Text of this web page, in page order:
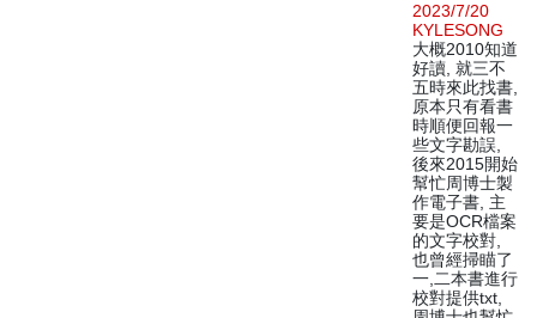
2023/7/20
KYLESONG
大概2010知道
好讀, 就三不
五時來此找書,
原本只有看書
時順便回報一
些文字勘誤,
後來2015開始
幫忙周博士製
作電子書, 主
要是OCR檔案
的文字校對,
也曾經掃瞄了
一,二本書進行
校對提供txt,